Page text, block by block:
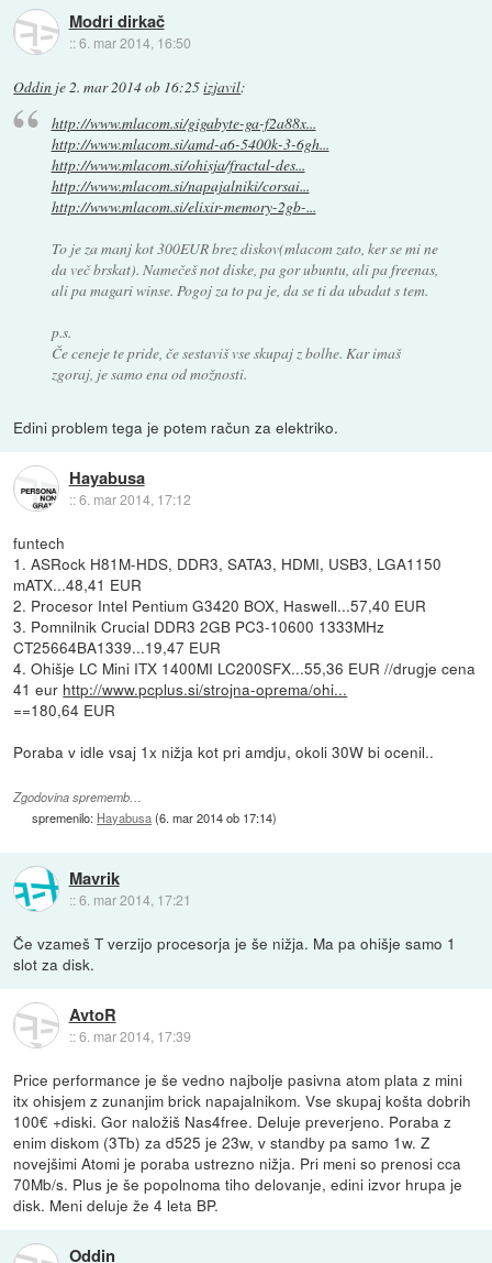
Modri dirkač
::6. mar 2014, 16:50
Oddin je2. mar 2014 ob 16:25izjavil:
http://www.mlacom.si/gigabyte-ga-f2a88x...
http://www.mlacom.si/amd-a6-5400k-3-6gh...
http://www.mlacom.si/ohisja/fractal-des...
http://www.mlacom.si/napajalniki/corsai...
http://www.mlacom.si/elixir-memory-2gb-...
To je za manj kot 300EUR brez diskov(mlacom zato, ker se mi ne
da več brskat). Namečeš not diske, pa gor ubuntu, ali pa freenas,
ali pa magari winse. Pogoj za to pa je, da se ti da ubadat s tem.
p.s.
Če ceneje te pride, če sestaviš vse skupaj z bolhe. Kar imaš
zgoraj, je samo ena od možnosti.
Edini problem tega je potem račun za elektriko.
Hayabusa
::6. mar 2014, 17:12
funtech
1. ASRock H81M-HDS, DDR3, SATA3, HDMI, USB3, LGA1150
mATX...48,41 EUR
2. Procesor Intel Pentium G3420 BOX, Haswell...57,40 EUR
3. Pomnilnik Crucial DDR3 2GB PC3-10600 1333MHz
CT25664BA1339...19,47 EUR
4. Ohišje LC Mini ITX 1400MI LC200SFX...55,36 EUR //drugje cena
41 eur http://www.pcplus.si/strojna-oprema/ohi...
==180,64 EUR
Poraba v idle vsaj 1x nižja kot pri amdju, okoli 30W bi ocenil..
Zgodovina sprememb…
spremenilo: Hayabusa(6. mar 2014 ob 17:14)
Mavrik
::6. mar 2014, 17:21
Če vzameš T verzijo procesorja je še nižja. Ma pa ohišje samo 1
slot za disk.
AvtoR
::6. mar 2014, 17:39
Price performance je še vedno najbolje pasivna atom plata z mini
itx ohisjem z zunanjim brick napajalnikom. Vse skupaj košta dobrih
100€ +diski. Gor naložiš Nas4free. Deluje preverjeno. Poraba z
enim diskom (3Tb) za d525 je 23w, v standby pa samo 1w. Z
novejšimi Atomi je poraba ustrezno nižja. Pri meni so prenosi cca
70Mb/s. Plus je še popolnoma tiho delovanje, edini izvor hrupa je
disk. Meni deluje že 4 leta BP.
Oddin